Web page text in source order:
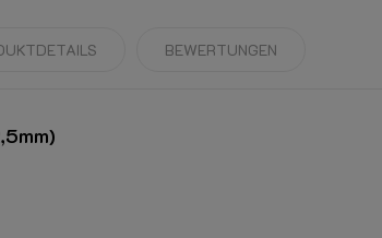
BEWERTUNGEN